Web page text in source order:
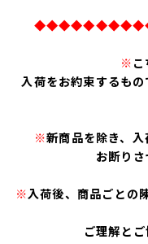
※
入荷をお約束するも
※新商品を除き、
お断りさ
※入荷後、商品ごとの
ご理解とご